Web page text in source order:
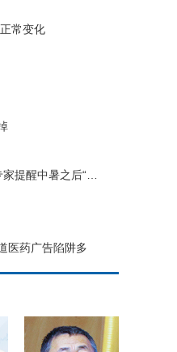
常变化
医药广告陷阱多